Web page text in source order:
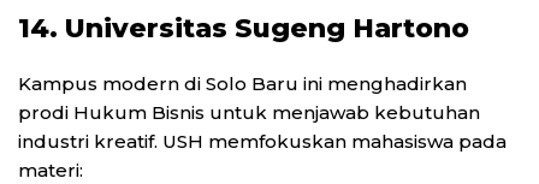
14. Universitas Sugeng Hartono
Kampus modern di Solo Baru ini menghadirkan
prodi Hukum Bisnis untuk menjawab kebutuhan
industri kreatif. USH memfokuskan mahasiswa pada
materi: